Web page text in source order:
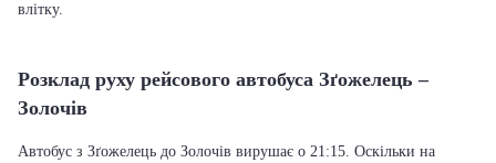
влітку.
Розклад руху рейсового автобуса Зґожелець –
Золочів
Автобус з Зґожелець до Золочів вирушає о 21:15. Оскільки на